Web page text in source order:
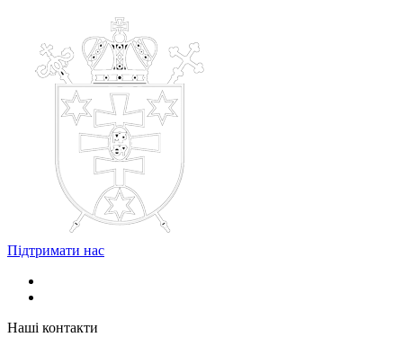
Підтримати нас
Наші контакти